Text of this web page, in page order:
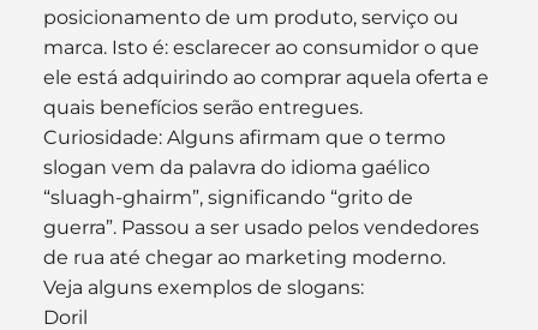
posicionamento de um produto, serviço ou
marca. Isto é: esclarecer ao consumidor o que
ele está adquirindo ao comprar aquela oferta e
quais benefícios serão entregues.
Curiosidade: Alguns afirmam que o termo
slogan vem da palavra do idioma gaélico
“sluagh-ghairm”, significando “grito de
guerra”. Passou a ser usado pelos vendedores
de rua até chegar ao marketing moderno.
Veja alguns exemplos de slogans:
Doril